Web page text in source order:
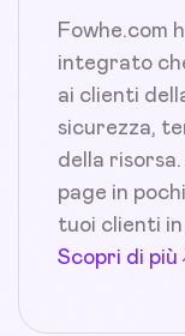
Fowhe.com
integrato
ai clienti
sicurezza,
della
page in
tuoi clienti in
Scopri di più